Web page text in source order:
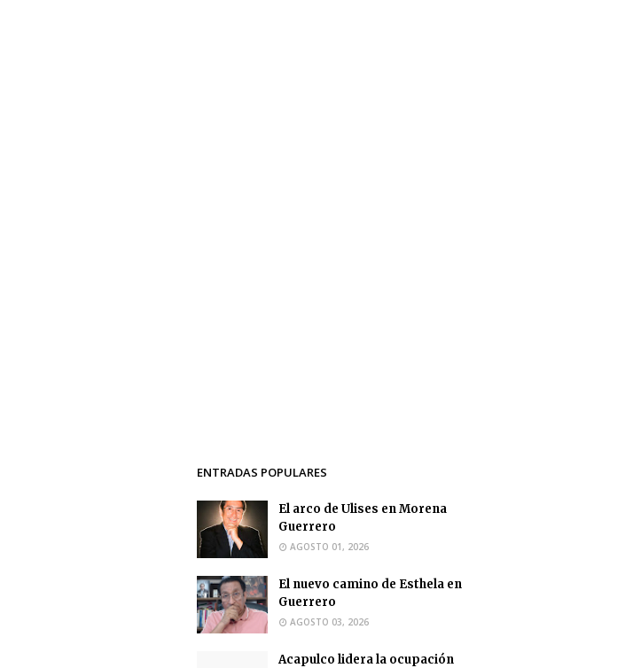
ENTRADAS POPULARES
El arco de Ulises en Morena
Guerrero
AGOSTO 01, 2026
El nuevo camino de Esthela en
Guerrero
AGOSTO 03, 2026
Acapulco lidera la ocupación